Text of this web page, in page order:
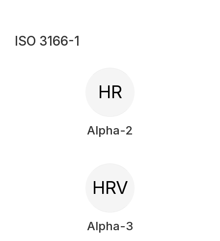
ISO 3166-1
HR
Alpha-2
HRV
Alpha-3